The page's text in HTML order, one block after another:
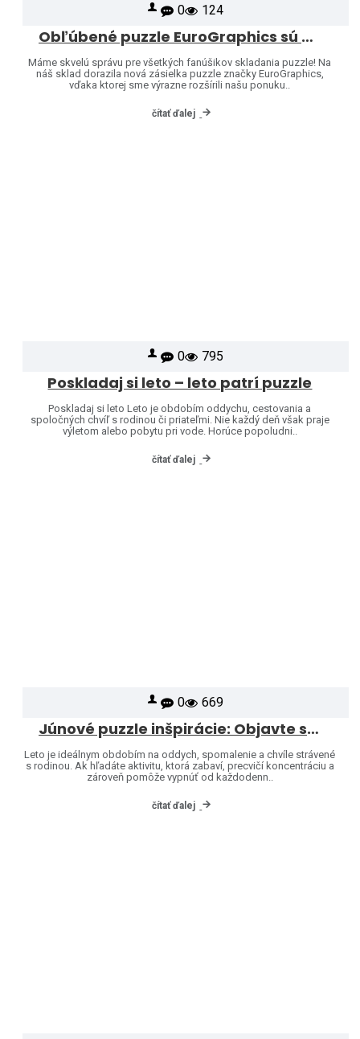
0 124
Obľúbené puzzle EuroGraphics sú opäť skladom – a ponuku sme rozšírili o ďalšie motívy!
Máme skvelú správu pre všetkých fanúšikov skladania puzzle! Na
náš sklad dorazila nová zásielka puzzle značky EuroGraphics,
vďaka ktorej sme výrazne rozšírili našu ponuku..
čítať ďalej
0 795
Poskladaj si leto – leto patrí puzzle
Poskladaj si leto Leto je obdobím oddychu, cestovania a
spoločných chvíľ s rodinou či priateľmi. Nie každý deň však praje
výletom alebo pobytu pri vode. Horúce popoludni..
čítať ďalej
0 669
Júnové puzzle inšpirácie: Objavte svet značiek Heye a Jumbo
Leto je ideálnym obdobím na oddych, spomalenie a chvíle strávené
s rodinou. Ak hľadáte aktivitu, ktorá zabaví, precvičí koncentráciu a
zároveň pomôže vypnúť od každodenn..
čítať ďalej